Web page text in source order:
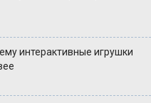
интерактивные игрушки